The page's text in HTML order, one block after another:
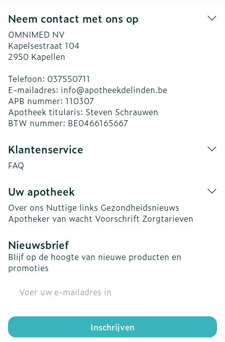
Neem contact met ons op
OMNIMED NV
Kapelsestraat 104
2950 Kapellen
Telefoon: 037550711
E-mailadres: info@apotheekdelinden.be
APB nummer: 110307
Apotheek titularis: Steven Schrauwen
BTW nummer: BE0466165667
Klantenservice
FAQ
Uw apotheek
Over ons Nuttige links Gezondheidsnieuws
Apotheker van wacht Voorschrift Zorgtarieven
Nieuwsbrief
Blijf op de hoogte van nieuwe producten en
promoties
Inschrijven